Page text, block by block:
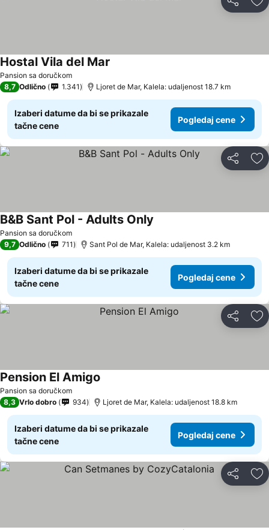
Deli
Pansion sa doručkom
Hostal Vila del Mar
8,7 Odlično 1.341 Ljoret de Mar, Kalela: udaljenost 18.7 km
Izaberi datume da bi se prikazale
tačne cene
Pogledaj cene
Deli
Pansion sa doručkom
B&B Sant Pol - Adults Only
9,7 Odlično 711 Sant Pol de Mar, Kalela: udaljenost 3.2 km
Izaberi datume da bi se prikazale
tačne cene
Pogledaj cene
Deli
Pansion sa doručkom
Pension El Amigo
8,3 Vrlo dobro 934 Ljoret de Mar, Kalela: udaljenost 18.8 km
Izaberi datume da bi se prikazale
tačne cene
Pogledaj cene
Deli